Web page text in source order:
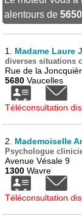
alentours de
1. Madame Laure
diverses situations
Rue de la
5680 Vaucelles
Téléconsultation
2. Mademoiselle
Psychologue
Avenue Vésale 9
1300 Wavre
Téléconsultation